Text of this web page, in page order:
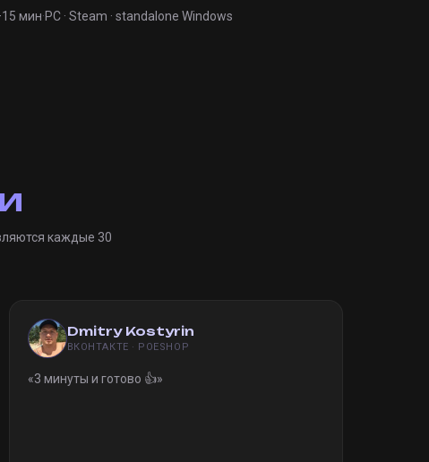
мин·PC · Steam · standalone Windows
каждые 30
Dmitry Kostyrin
ВКОНТАКТЕ · POESHOP
«3 минуты и готово 👍»